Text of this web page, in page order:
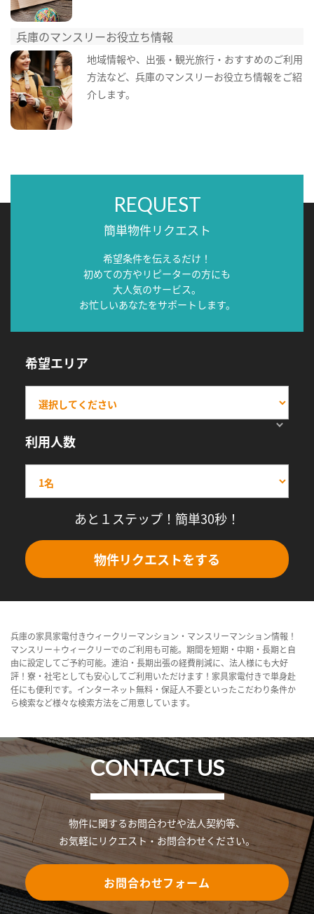
兵庫のマンスリーお役立ち情報
地域情報や、出張・観光旅行・おすすめのご利用
方法など、兵庫のマンスリーお役立ち情報をご紹
介します。
REQUEST
簡単物件リクエスト
希望条件を伝えるだけ！
初めての方やリピーターの方にも
大人気のサービス。
お忙しいあなたをサポートします。
希望エリア
利用人数
あと１ステップ！簡単30秒！
物件リクエストをする
兵庫の家具家電付きウィークリーマンション・マンスリーマンション情報！
マンスリー＋ウィークリーでのご利用も可能。期間を短期・中期・長期と自
由に設定してご予約可能。連泊・長期出張の経費削減に、法人様にも大好
評！寮・社宅としても安心してご利用いただけます！家具家電付きで単身赴
任にも便利です。インターネット無料・保証人不要といったこだわり条件か
ら検索など様々な検索方法をご用意しています。
CONTACT US
物件に関するお問合わせや法人契約等、
お気軽にリクエスト・お問合わせください。
お問合わせフォーム